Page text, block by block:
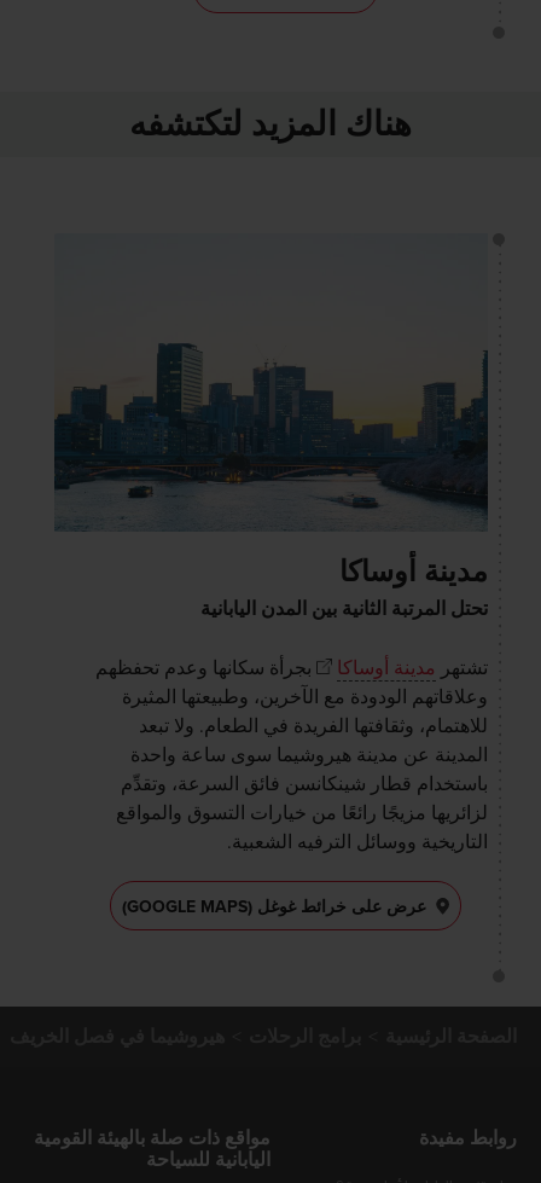
هناك المزيد لتكتشفه
مدينة أوساكا
تحتل المرتبة الثانية بين المدن اليابانية
تشتهر مدينة أوساكا
بجرأة سكانها وعدم تحفظهم
وعلاقاتهم الودودة مع الآخرين، وطبيعتها المثيرة
للاهتمام، وثقافتها الفريدة في الطعام. ولا تبعد
المدينة عن مدينة هيروشيما سوى ساعة واحدة
باستخدام قطار شينكانسن فائق السرعة، وتقدِّم
لزائريها مزيجًا رائعًا من خيارات التسوق والمواقع
التاريخية ووسائل الترفيه الشعبية.
عرض على خرائط غوغل (GOOGLE MAPS)
روابط مفيدة
مواقع ذات صلة بالهيئة القومية
اليابانية للسياحة